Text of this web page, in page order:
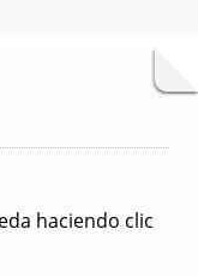
haciendo clic